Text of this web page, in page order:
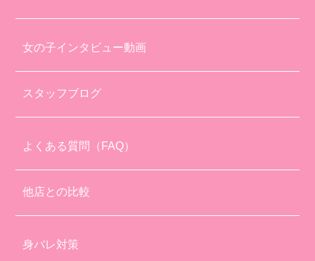
女の子インタビュー動画
スタッフブログ
よくある質問（FAQ）
他店との比較
身バレ対策